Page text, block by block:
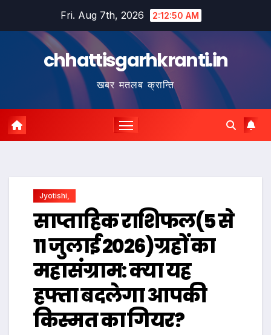
Fri. Aug 7th, 2026 2:12:51 AM
chhattisgarhkranti.in
खबर मतलब क्रान्ति
Jyotishi,
साप्ताहिक राशिफल(5 से
11 जुलाई 2026)ग्रहों का
महासंग्राम: क्या यह
हफ्ता बदलेगा आपकी
किस्मत का गियर?